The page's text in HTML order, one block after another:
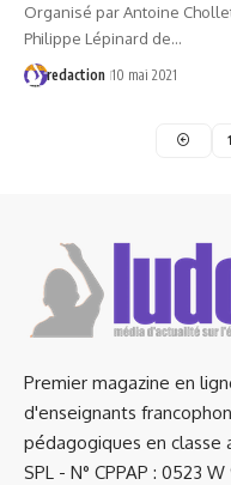
Organisé par Antoine
Philippe Lépinard de…
redaction 10 mai 2021
1
Premier magazine en
d'enseignants
pédagogiques en classe
SPL - N° CPPAP : 0523 W